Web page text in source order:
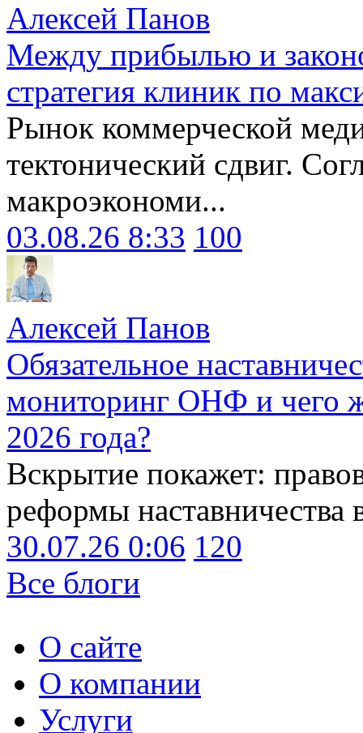
Алексей Панов
Между прибылью и
стратегия клиник по
Рынок коммерческой
тектонический сдвиг.
макроэкономи...
03.08.26 8:33 100
Алексей Панов
Обязательное
мониторинг ОНФ и чего
2026 года?
Вскрытие покажет:
реформы наставничества
30.07.26 0:06 120
Все блоги
О сайте
О компании
Услуги